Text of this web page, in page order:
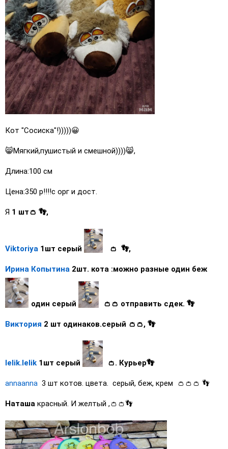
Кот "Сосиска"!)))))😀
😸Мягкий,пушистый и смешной))))😸,
Длина:100 см
Цена:350 р!!!!с орг и дост.
Я 1 шт👛 👣,
Viktoriya 1шт серый 👛 👣,
Ирина Копытина 2шт. кота :можно разные один беж
один серый 👛👛 отправить сдек. 👣
Виктория 2 шт одинаков.серый ￼👛👛, 👣
lelik.lelik 1шт серый 👛. Курьер👣
annaanna 3 шт котов. цвета. ￼￼￼ серый, беж, крем 👛👛👛 👣
Наташа красный. И желтый ,👛👛👣